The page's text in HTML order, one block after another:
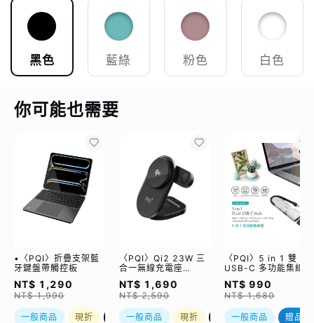
黑色 藍綠 粉色 白色
你可能也需要
•〈PQI〉折疊支架藍
牙鍵盤帶觸控板
NT$ 1,290
NT$ 1,990
一般商品 現折 優惠加購
〈PQI〉Qi2 23W 三
合一無線充電座
(WCC2302)
NT$ 1,690
NT$ 2,590
一般商品 現折 優惠加購
〈PQI〉5 in 1 雙
USB-C 多功能集線器
（限量加贈｜U988
class 10 Micro SD
記憶卡 64GB，附 SD
轉卡）
NT$ 990
NT$ 1,680
一般商品 贈品